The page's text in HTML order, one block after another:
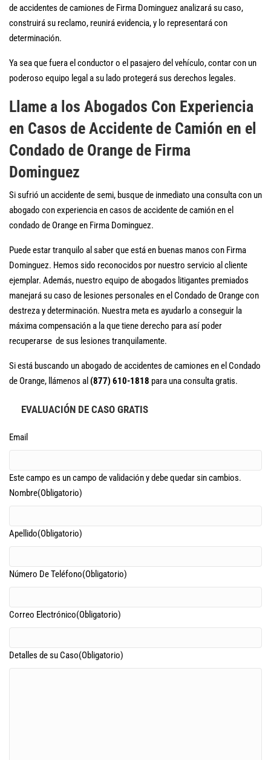
de accidentes de camiones de Firma Dominguez analizará su caso,
construirá su reclamo, reunirá evidencia, y lo representará con
determinación.
Ya sea que fuera el conductor o el pasajero del vehículo, contar con un
poderoso equipo legal a su lado protegerá sus derechos legales.
Llame a los Abogados Con Experiencia
en Casos de Accidente de Camión en el
Condado de Orange de Firma
Dominguez
Si sufrió un accidente de semi, busque de inmediato una consulta con un
abogado con experiencia en casos de accidente de camión en el
condado de Orange en Firma Dominguez.
Puede estar tranquilo al saber que está en buenas manos con Firma
Dominguez. Hemos sido reconocidos por nuestro servicio al cliente
ejemplar. Además, nuestro equipo de abogados litigantes premiados
manejará su caso de lesiones personales en el Condado de Orange con
destreza y determinación. Nuestra meta es ayudarlo a conseguir la
máxima compensación a la que tiene derecho para así poder
recuperarse de sus lesiones tranquilamente.
Si está buscando un abogado de accidentes de camiones en el Condado
de Orange, llámenos al (877) 610-1818 para una consulta gratis.
EVALUACIÓN DE CASO GRATIS
Email
Este campo es un campo de validación y debe quedar sin cambios.
Nombre(Obligatorio)
Apellido(Obligatorio)
Número De Teléfono(Obligatorio)
Correo Electrónico(Obligatorio)
Detalles de su Caso(Obligatorio)